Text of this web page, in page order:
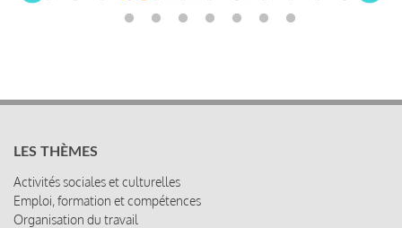
LES THÈMES
Activités sociales et culturelles
Emploi, formation et compétences
Organisation du travail